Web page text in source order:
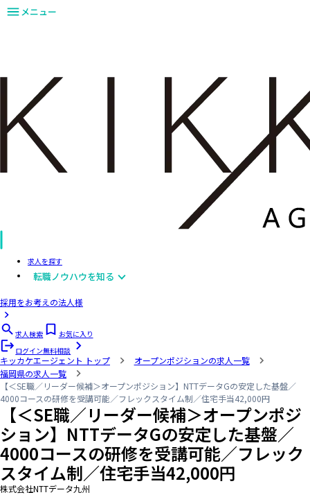
メニュー
求人を探す
転職ノウハウを知る
採用をお考えの法人様
求人検索
お気に入り
ログイン無料相談
キッカケエージェント トップ
オープンポジションの求人一覧
福岡県の求人一覧
【＜SE職／リーダー候補＞オープンポジション】NTTデータGの安定した基盤／
4000コースの研修を受講可能／フレックスタイム制／住宅手当42,000円
【＜SE職／リーダー候補＞オープンポジ
ション】NTTデータGの安定した基盤／
4000コースの研修を受講可能／フレック
スタイム制／住宅手当42,000円
株式会社NTTデータ九州